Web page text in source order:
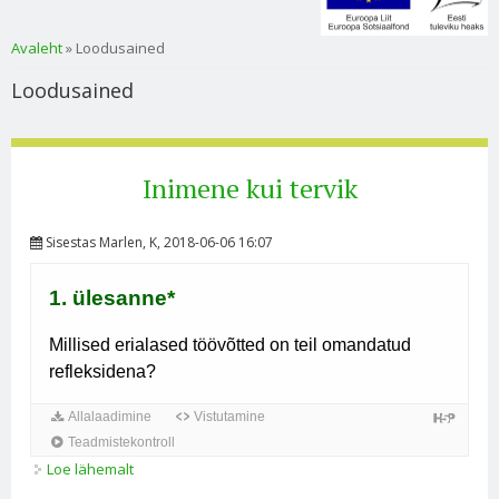
Sa oled siin
Avaleht» Loodusained
Loodusained
Inimene kui tervik
Sisestas Marlen, K, 2018-06-06 16:07
Loe lähemalt